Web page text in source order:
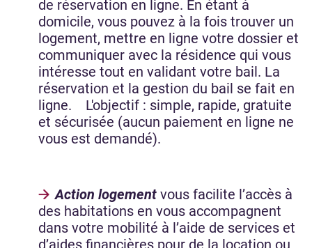
de réservation en ligne. En étant à
domicile, vous pouvez à la fois trouver un
logement, mettre en ligne votre dossier et
communiquer avec la résidence qui vous
intéresse tout en validant votre bail. La
réservation et la gestion du bail se fait en
ligne. L'objectif : simple, rapide, gratuite
et sécurisée (aucun paiement en ligne ne
vous est demandé).
Action logement vous facilite l’accès à
des habitations en vous accompagnent
dans votre mobilité à l’aide de services et